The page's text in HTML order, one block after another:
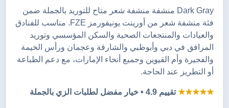
Dark Gray منشفة منشفة شعر متاح للتوريد بالجملة ضمن
فئة منشفة شعر من أورينت يونيفورمز FZE. مناسب للفنادق
والعيادات والمنتجعات الصحية والسكن المؤسسي وتوريد
المرافق في دبي وأبوظبي والشارقة وعجمان ورأس الخيمة
والفجيرة وأم القيوين وجميع أنحاء الإمارات، مع دعم الطباعة
أو التطريز عند الحاجة.
★★★★★تقييم 4.9 • خيار مفضل لطلبات الزي بالجملة